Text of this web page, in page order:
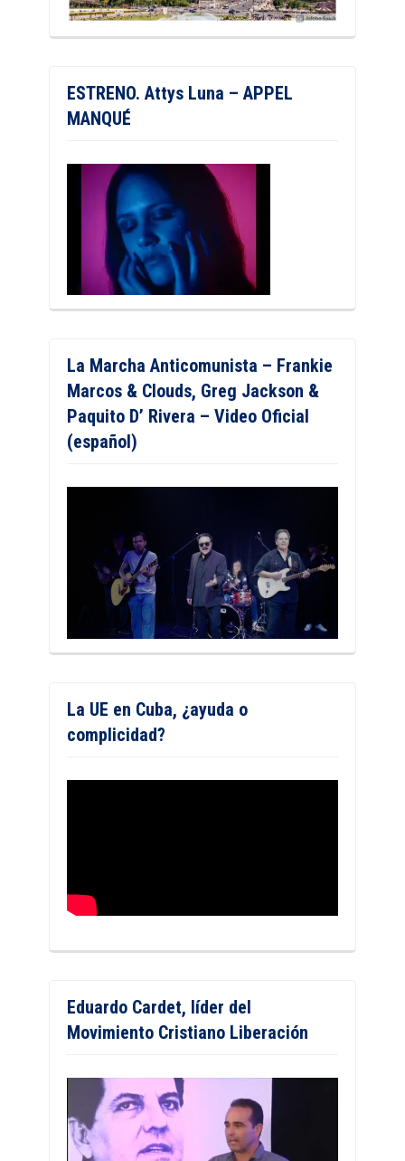
ESTRENO. Attys Luna – APPEL
MANQUÉ
La Marcha Anticomunista – Frankie
Marcos & Clouds, Greg Jackson &
Paquito D’ Rivera – Video Oficial
(español)
La UE en Cuba, ¿ayuda o
complicidad?
Eduardo Cardet, líder del
Movimiento Cristiano Liberación